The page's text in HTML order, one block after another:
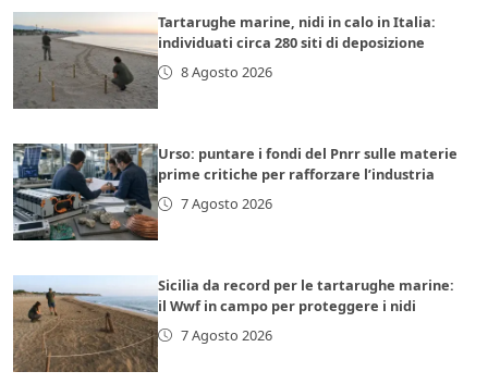
Tartarughe marine, nidi in calo in Italia:
individuati circa 280 siti di deposizione
8 Agosto 2026
Urso: puntare i fondi del Pnrr sulle materie
prime critiche per rafforzare l’industria
7 Agosto 2026
Sicilia da record per le tartarughe marine:
il Wwf in campo per proteggere i nidi
7 Agosto 2026